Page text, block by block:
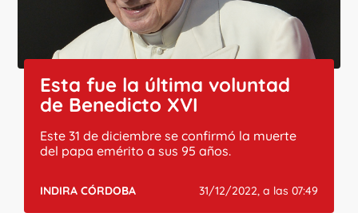
Esta fue la última voluntad
de Benedicto XVI
Este 31 de diciembre se confirmó la muerte
del papa emérito a sus 95 años.
INDIRA CÓRDOBA 31/12/2022, a las 07:49